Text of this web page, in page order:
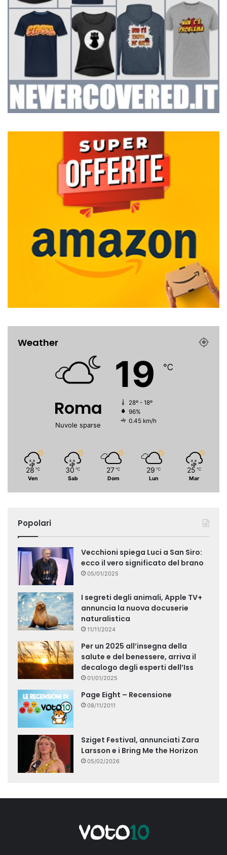
Weather
Roma
Nuvole sparse
19 ℃
28º - 18º
96%
0.45 km/h
28 ℃
Ven
30 ℃
Sab
27 ℃
Dom
29 ℃
Lun
25 ℃
Mar
Popolari
Vecchioni spiega Luci a San Siro:
ecco il vero significato del brano
05/01/2025
I segreti degli animali, Apple TV+
annuncia la nuova docuserie
naturalistica
11/11/2024
Per un 2025 all’insegna della
salute e del benessere, arriva il
decalogo degli esperti dell’Iss
01/01/2025
Page Eight – Recensione
08/11/2011
Sziget Festival, annunciati Zara
Larsson e i Bring Me the Horizon
05/02/2026